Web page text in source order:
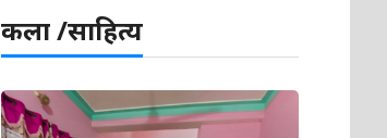
कला /साहित्य